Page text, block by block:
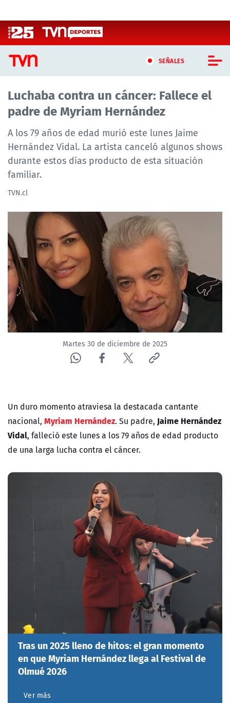
SEÑALES
CASTING MASTERCHEF CHILE
CASTING TVN VERTICAL
TVN VERTICAL
TVN PLAY
PROGRAMAS
TELESERIES
NTV
ACTUALIDAD Y TENDENCIAS
CORPORATIVO Y TRANSPARENCIA
CANAL DE DENUNCIAS
ÁREA DE PROYECTOS
Luchaba contra un cáncer: Fallece el
padre de Myriam Hernández
A los 79 años de edad murió este lunes Jaime
Hernández Vidal. La artista canceló algunos shows
durante estos días producto de esta situación
familiar.
TVN.cl
Martes 30 de diciembre de 2025
Un duro momento atraviesa la destacada cantante
nacional, Myriam Hernández. Su padre, Jaime Hernández
Vidal, falleció este lunes a los 79 años de edad producto
de una larga lucha contra el cáncer.
Tras un 2025 lleno de hitos: el gran momento
en que Myriam Hernández llega al Festival de
Olmué 2026
Ver más